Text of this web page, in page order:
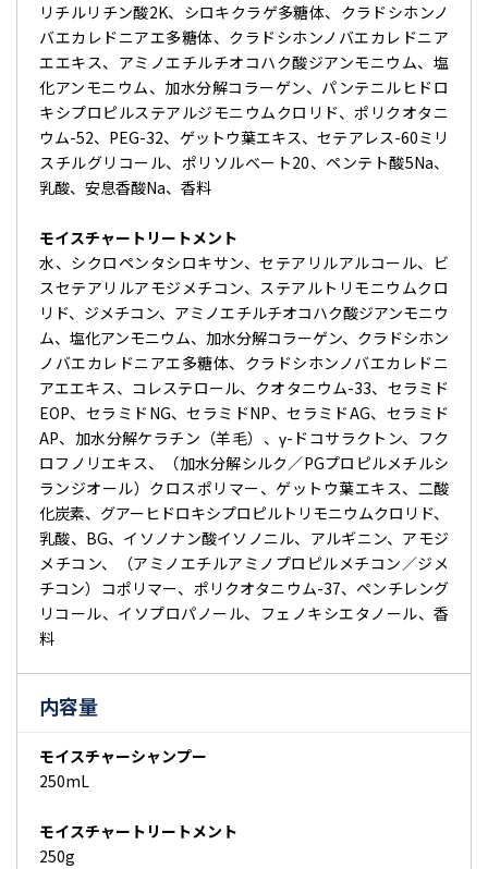
リチルリチン酸2K、シロキクラゲ多糖体、クラドシホンノ
バエカレドニアエ多糖体、クラドシホンノバエカレドニア
エエキス、アミノエチルチオコハク酸ジアンモニウム、塩
化アンモニウム、加水分解コラーゲン、パンテニルヒドロ
キシプロピルステアルジモニウムクロリド、ポリクオタニ
ウム-52、PEG-32、ゲットウ葉エキス、セテアレス-60ミリ
スチルグリコール、ポリソルベート20、ペンテト酸5Na、
乳酸、安息香酸Na、香料
モイスチャートリートメント
水、シクロペンタシロキサン、セテアリルアルコール、ビ
スセテアリルアモジメチコン、ステアルトリモニウムクロ
リド、ジメチコン、アミノエチルチオコハク酸ジアンモニウ
ム、塩化アンモニウム、加水分解コラーゲン、クラドシホン
ノバエカレドニアエ多糖体、クラドシホンノバエカレドニ
アエエキス、コレステロール、クオタニウム-33、セラミド
EOP、セラミドNG、セラミドNP、セラミドAG、セラミド
AP、加水分解ケラチン（羊毛）、γ-ドコサラクトン、フク
ロフノリエキス、（加水分解シルク／PGプロピルメチルシ
ランジオール）クロスポリマー、ゲットウ葉エキス、二酸
化炭素、グアーヒドロキシプロピルトリモニウムクロリド、
乳酸、BG、イソノナン酸イソノニル、アルギニン、アモジ
メチコン、（アミノエチルアミノプロピルメチコン／ジメ
チコン）コポリマー、ポリクオタニウム-37、ペンチレング
リコール、イソプロパノール、フェノキシエタノール、香
料
内容量
モイスチャーシャンプー
250mL
モイスチャートリートメント
250g